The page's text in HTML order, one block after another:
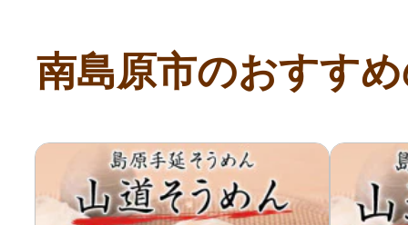
ふるさと納税の基礎知識
10秒ぴったり診断
南島原市のおすす